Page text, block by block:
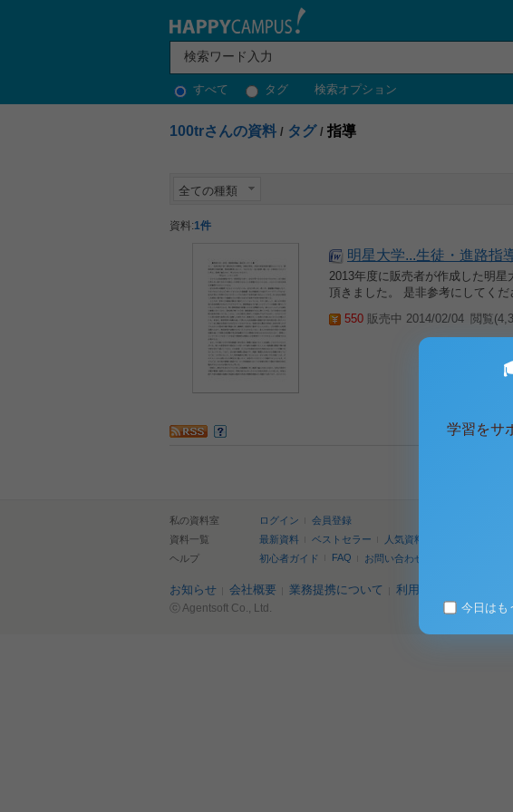
すべて タグ 検索オプション
100trさんの資料 / タグ / 指導
全ての種類
資料:1件
明星大学...生徒・進路指
2013年度に販売者が作成した明
頂きました。 是非参考にしてくだ
550 販売中 2014/02/04 閲覧
私の資料室 ログイン
会員登録
資料一覧
最新資料 ベストセラー 人気資料
ヘルプ
初心者ガイド FAQ お問い合わせ
お知らせ 会社概要 業務提携について 利用規約
ⓒ Agentsoft Co., Ltd.
学習をサ
今日はも